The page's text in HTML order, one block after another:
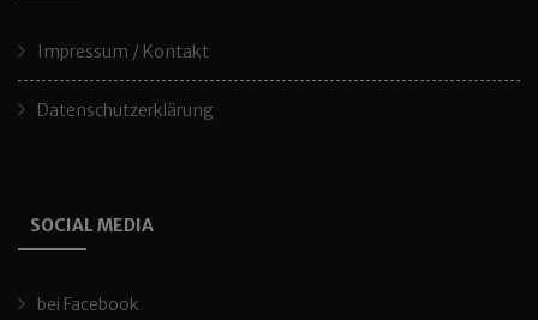
Impressum / Kontakt
Datenschutzerklärung
SOCIAL MEDIA
bei Facebook